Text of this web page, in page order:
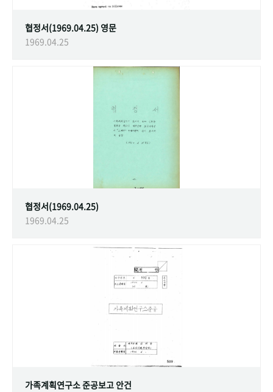
협정서(1969.04.25) 영문
1969.04.25
협정서(1969.04.25)
1969.04.25
가족계획연구소 준공보고 안건